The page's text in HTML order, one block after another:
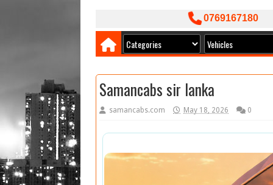
0769167180
Samancabs sir lanka
samancabs.com May 18, 2026 0